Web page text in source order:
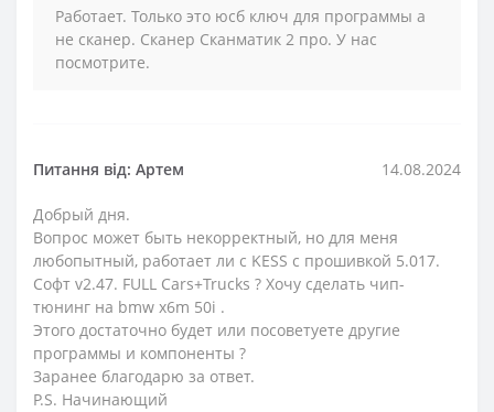
Работает. Только это юсб ключ для программы а
не сканер. Сканер Сканматик 2 про. У нас
посмотрите.
Питання від: Артем 14.08.2024
Добрый дня.
Вопрос может быть некорректный, но для меня
любопытный, работает ли с KESS с прошивкой 5.017.
Софт v2.47. FULL Cars+Trucks ? Хочу сделать чип-
тюнинг на bmw x6m 50i .
Этого достаточно будет или посоветуете другие
программы и компоненты ?
Заранее благодарю за ответ.
P.S. Начинающий